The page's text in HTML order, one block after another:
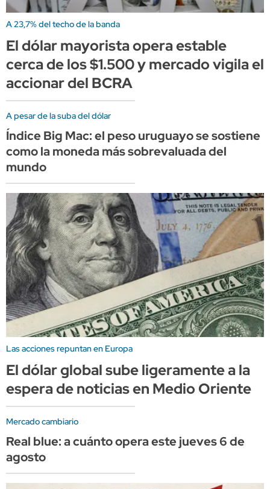
A 23,7% del techo de la banda
El dólar mayorista opera estable
cerca de los $1.500 y mercado vigila el
accionar del BCRA
A pesar de la suba del dólar
Índice Big Mac: el peso uruguayo se sostiene
como la moneda más sobrevaluada del
mundo
Las acciones repuntan en Europa
El dólar global sube ligeramente a la
espera de noticias en Medio Oriente
Mercado cambiario
Real blue: a cuánto opera este jueves 6 de
agosto